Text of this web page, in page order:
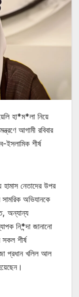
হা*ম*লা নিয়ে
আগামী রবিবার
ইসলামিক শীর্ষ
হামাস নেতাদের উপর
সামরিক অভিযানকে
অন্যান্য
নি*ন্দা জানানো
শীর্ষ
প্রধান খলিল আল